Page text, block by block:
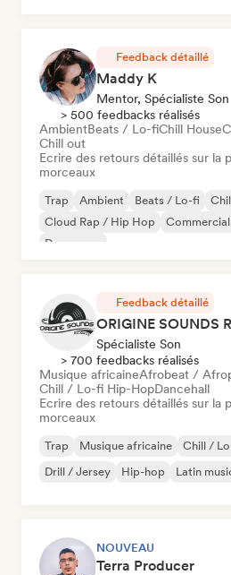
Feedback détaillé
Maddy K
Mentor, Spécialiste Son
> 500 feedbacks réalisés
AmbientBeats / Lo-fiChill House
Chill out
Ecrire des retours détaillés sur la
morceaux
Trap Ambient Beats / Lo-fi
Cloud Rap / Hip Hop
Dance pop
Feedback détaillé
ORIGINE SOUNDS
Spécialiste Son
> 700 feedbacks réalisés
Musique africaineAfrobeat /
Chill / Lo-fi Hip-HopDancehall
Ecrire des retours détaillés sur la
morceaux
Trap Musique africaine
Chill /
Drill / Jersey
Hip-hop Latin
NOUVEAU
Terra Producer